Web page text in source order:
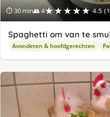
⏱ 30 min👥 4★★★★★ 4.5
Spaghetti om van te
Avondeten & hoofdgerechten